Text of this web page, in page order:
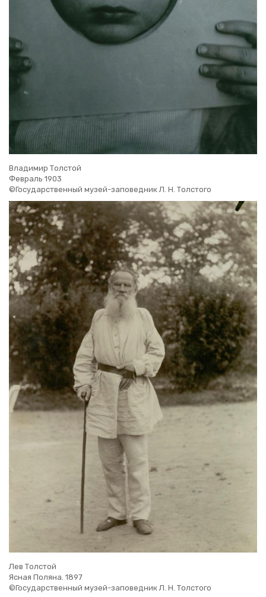
Вла­ди­мир Тол­стой
Фев­раль 1903
©Го­су­дар­ствен­ный музей-за­по­вед­ник Л. Н. Тол­сто­го
Лев Тол­стой
Ясная По­ля­на. 1897
©Го­су­дар­ствен­ный музей-за­по­вед­ник Л. Н. Тол­сто­го